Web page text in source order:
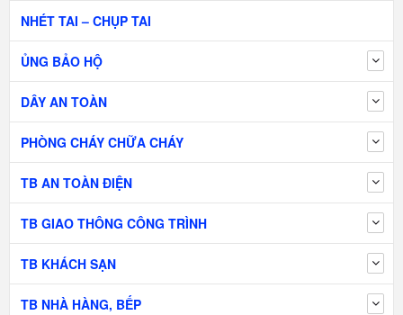
NHÉT TAI – CHỤP TAI
ỦNG BẢO HỘ
DÂY AN TOÀN
PHÒNG CHÁY CHỮA CHÁY
TB AN TOÀN ĐIỆN
TB GIAO THÔNG CÔNG TRÌNH
TB KHÁCH SẠN
TB NHÀ HÀNG, BẾP